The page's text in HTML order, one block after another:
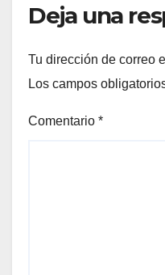
Deja una
Tu dirección de correo
Los campos
Comentario *